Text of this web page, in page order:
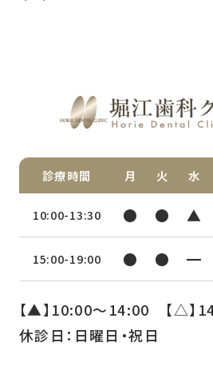
診療時間 月 火 水
10:00-13:30 ● ● ▲
15:00-19:00 ● ● ━
【▲】10:00〜14:00 【△】
休診日：日曜日・祝日